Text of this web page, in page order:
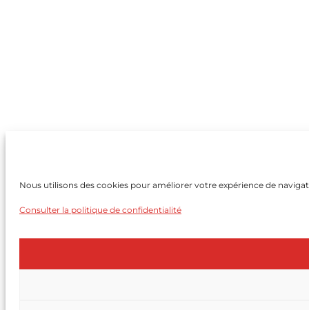
Nous utilisons des cookies pour améliorer votre expérience de
Consulter la politique de confidentialité